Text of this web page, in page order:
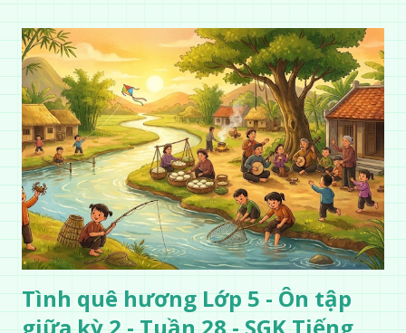
Tình quê hương Lớp 5 - Ôn tập